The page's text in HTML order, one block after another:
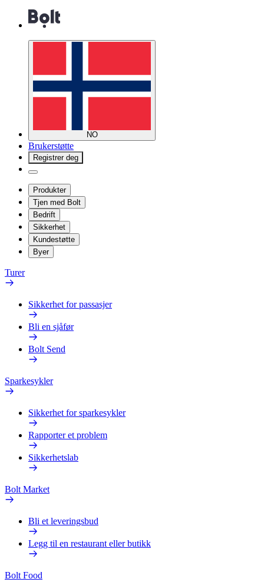
NO
Brukerstøtte
Registrer deg
Produkter
Tjen med Bolt
Bedrift
Sikkerhet
Kundestøtte
Byer
Turer
Sikkerhet for passasjer
Bli en sjåfør
Bolt Send
Sparkesykler
Sikkerhet for sparkesykler
Rapporter et problem
Sikkerhetslab
Bolt Market
Bli et leveringsbud
Legg til en restaurant eller butikk
Bolt Food